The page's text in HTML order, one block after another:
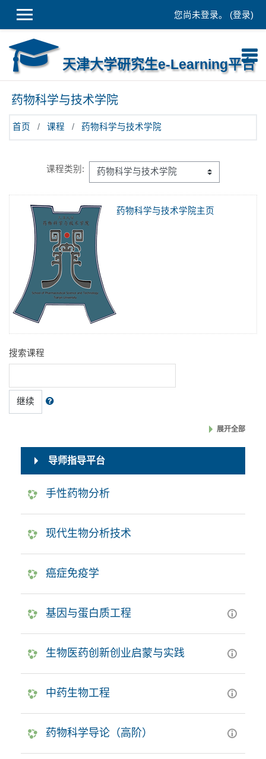
您尚未登录。 (登录)
天津大学研究生e-Learning平台
药物科学与技术学院
首页 课程 药物科学与技术学院
课程类别:
药物科学与技术学院主页
搜索课程
继续
展开全部
导师指导平台
手性药物分析
现代生物分析技术
癌症免疫学
基因与蛋白质工程
生物医药创新创业启蒙与实践
中药生物工程
药物科学导论（高阶）